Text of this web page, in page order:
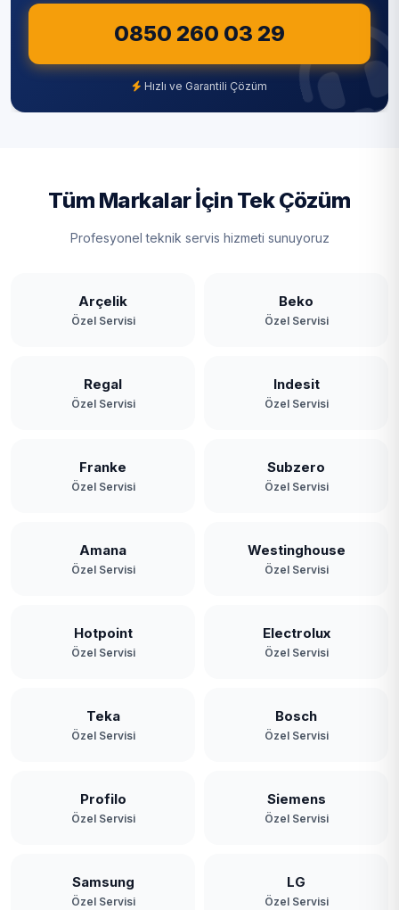
Şişli
Tuzla
Üsküdar
Zeytinburnu
0850 260 03 29
Hızlı ve Garantili Çözüm
Tüm Markalar İçin Tek Çözüm
Profesyonel teknik servis hizmeti sunuyoruz
Arçelik
Özel Servisi
Beko
Özel Servisi
Regal
Özel Servisi
Indesit
Özel Servisi
Franke
Özel Servisi
Subzero
Özel Servisi
Amana
Özel Servisi
Westinghouse
Özel Servisi
Hotpoint
Özel Servisi
Electrolux
Özel Servisi
Teka
Özel Servisi
Bosch
Özel Servisi
Profilo
Özel Servisi
Siemens
Özel Servisi
Samsung
Özel Servisi
LG
Özel Servisi